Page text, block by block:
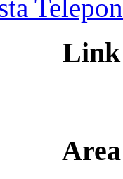
Link